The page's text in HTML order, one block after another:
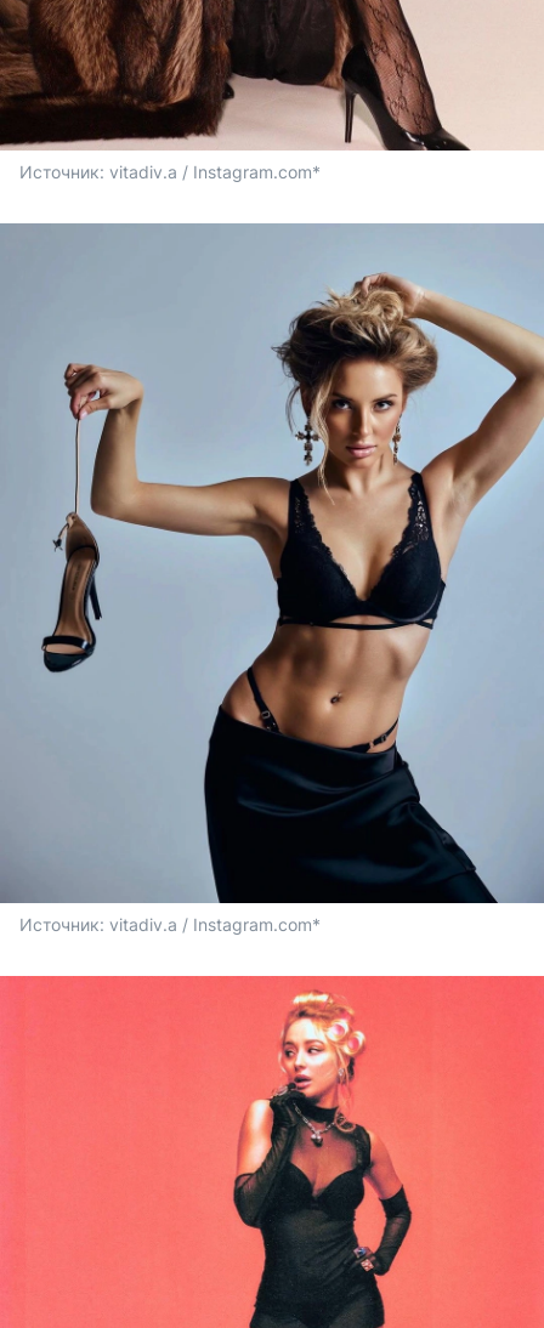
Источник: vitadiv.a / Instagram.com*
Источник: vitadiv.a / Instagram.com*